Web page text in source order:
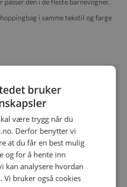
den i de fleste barnevogner.
i samme tekstil og farge
dun/fjær.
bruker
være trygg når du
Derfor benytter vi
at du får en best mulig
og for å hente inn
kan analysere hvordan
Vi bruker også cookies